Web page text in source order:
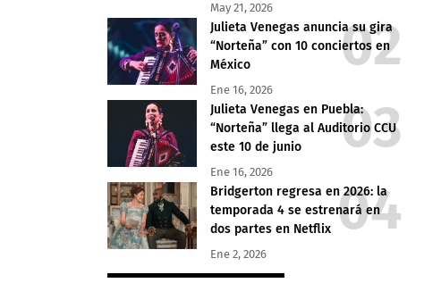
May 21, 2026
Julieta Venegas anuncia su gira
“Norteña” con 10 conciertos en
México
Ene 16, 2026
Julieta Venegas en Puebla:
“Norteña” llega al Auditorio CCU
este 10 de junio
Ene 16, 2026
Bridgerton regresa en 2026: la
temporada 4 se estrenará en
dos partes en Netflix
Ene 2, 2026